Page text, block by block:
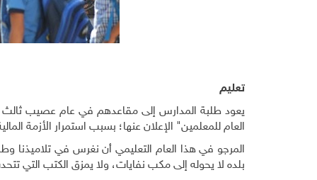
تعليم
يعود طلبة المدارس إلى مقاعدهم في عام عصيب ثالث
العام للمعلمين" الإعلان عنها؛ بسبب استمرار الأزمة
المرجو في هذا العام التعليمي أن نغرس في تلاميذنا
بلده لا يحوله إلى مكب نفايات، ولا يمزق الكتب التي